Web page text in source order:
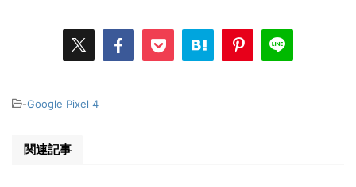
-Google Pixel 4
関連記事